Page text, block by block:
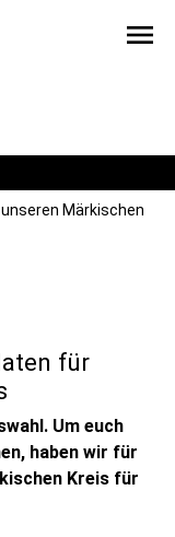
menu
Märkischen
für
Um euch
haben wir für
Kreis für